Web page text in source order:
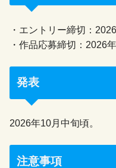
・エントリー締切：
・作品応募締切：2026
発表
2026年10月中旬頃。
注意事項